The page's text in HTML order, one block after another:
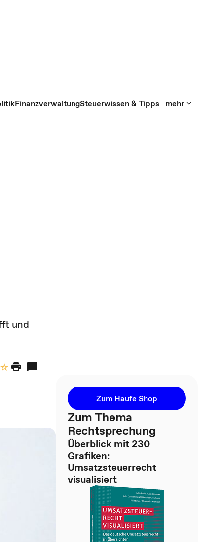
FinanzverwaltungSteuerwissen & Tipps mehr
und
Zum Haufe Shop
Zum Thema
Rechtsprechung
Überblick mit 230
Grafiken:
Umsatzsteuerrecht
visualisiert